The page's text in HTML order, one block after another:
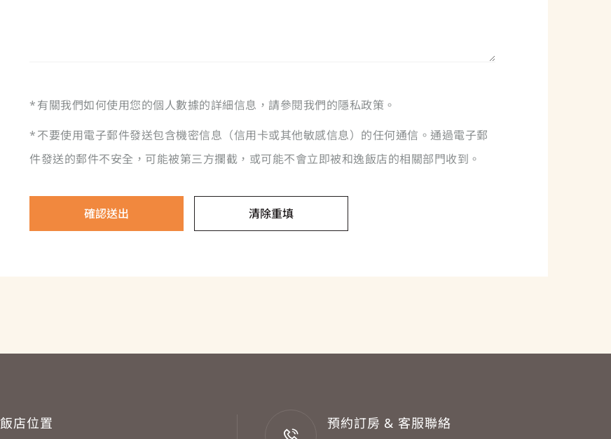
*有關我們如何使用您的個人數據的詳細信息，請參閱我們的隱私政策。
*不要使用電子郵件發送包含機密信息（信用卡或其他敏感信息）的任何通信。通過電子郵
件發送的郵件不安全，可能被第三方攔截，或可能不會立即被和逸飯店的相關部門收到。
確認送出 清除重填
飯店位置 預約訂房 & 客服聯絡